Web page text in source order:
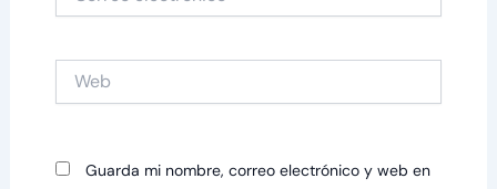
electrónico*
Guarda mi nombre, correo electrónico y web en